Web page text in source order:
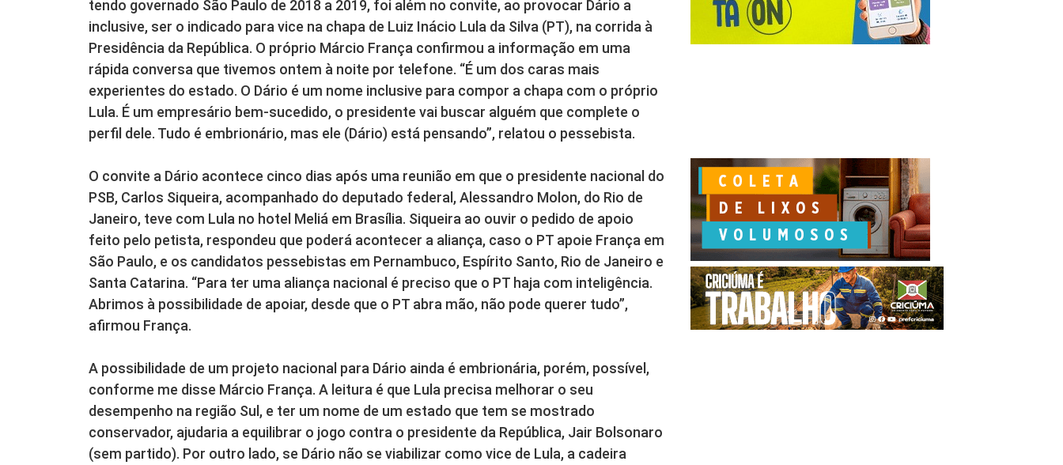
tendo governado São Paulo de 2018 a 2019, foi além no convite, ao provocar Dário a
inclusive, ser o indicado para vice na chapa de Luiz Inácio Lula da Silva (PT), na corrida à
Presidência da República. O próprio Márcio França confirmou a informação em uma
rápida conversa que tivemos ontem à noite por telefone. “É um dos caras mais
experientes do estado. O Dário é um nome inclusive para compor a chapa com o próprio
Lula. É um empresário bem-sucedido, o presidente vai buscar alguém que complete o
perfil dele. Tudo é embrionário, mas ele (Dário) está pensando”, relatou o pessebista.
O convite a Dário acontece cinco dias após uma reunião em que o presidente nacional do
PSB, Carlos Siqueira, acompanhado do deputado federal, Alessandro Molon, do Rio de
Janeiro, teve com Lula no hotel Meliá em Brasília. Siqueira ao ouvir o pedido de apoio
feito pelo petista, respondeu que poderá acontecer a aliança, caso o PT apoie França em
São Paulo, e os candidatos pessebistas em Pernambuco, Espírito Santo, Rio de Janeiro e
Santa Catarina. “Para ter uma aliança nacional é preciso que o PT haja com inteligência.
Abrimos à possibilidade de apoiar, desde que o PT abra mão, não pode querer tudo”,
afirmou França.
A possibilidade de um projeto nacional para Dário ainda é embrionária, porém, possível,
conforme me disse Márcio França. A leitura é que Lula precisa melhorar o seu
desempenho na região Sul, e ter um nome de um estado que tem se mostrado
conservador, ajudaria a equilibrar o jogo contra o presidente da República, Jair Bolsonaro
(sem partido). Por outro lado, se Dário não se viabilizar como vice de Lula, a cadeira